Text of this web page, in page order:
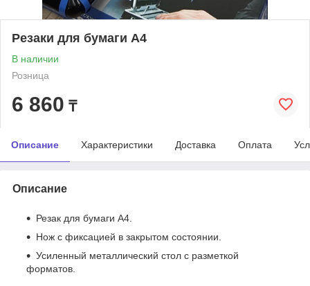
Резаки для бумаги А4
В наличии
Розница
6 860 ₸
Описание Характеристики Доставка Оплата
Описание
Резак для бумаги А4.
Нож с фиксацией в закрытом состоянии.
Усиленный металлический стол с разметкой
форматов.